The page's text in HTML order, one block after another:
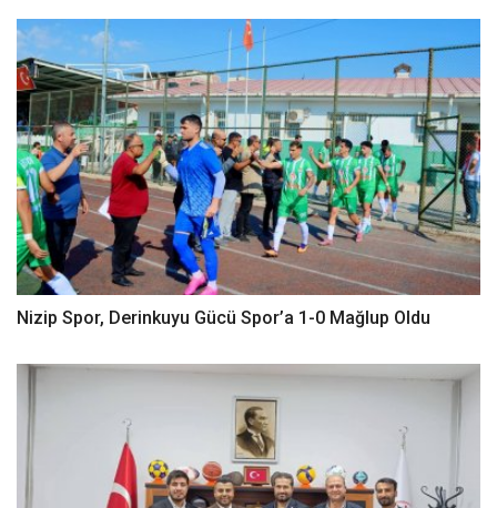
Nizip Spor, Derinkuyu Gücü Spor’a 1-0 Mağlup Oldu